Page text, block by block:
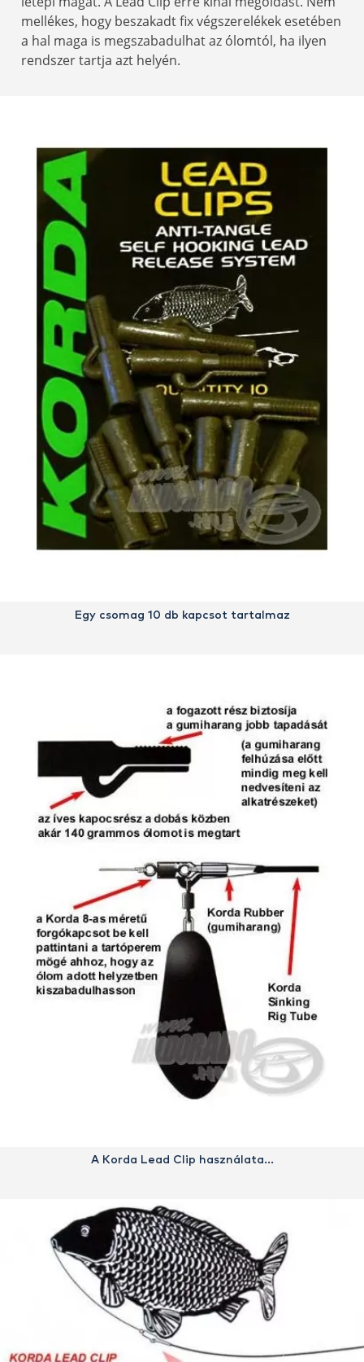
mellékes, hogy beszakadt fix végszerelékek esetében
a hal maga is megszabadulhat az ólomtól, ha ilyen
rendszer tartja azt helyén.
Egy csomag 10 db kapcsot tartalmaz
A Korda Lead Clip használata…